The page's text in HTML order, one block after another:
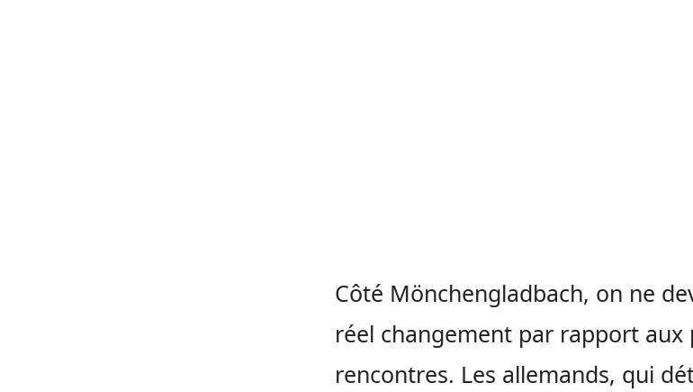
Côté Mönchengladbach, on ne
réel changement par rapport aux
rencontres. Les allemands, qui